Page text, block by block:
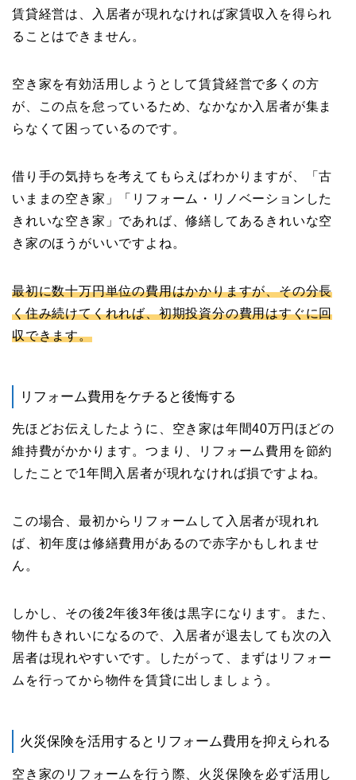
賃貸経営は、入居者が現れなければ家賃収入を得られ
ることはできません。
空き家を有効活用しようとして賃貸経営で多くの方
が、この点を怠っているため、なかなか入居者が集ま
らなくて困っているのです。
借り手の気持ちを考えてもらえばわかりますが、「古
いままの空き家」「リフォーム・リノベーションした
きれいな空き家」であれば、修繕してあるきれいな空
き家のほうがいいですよね。
最初に数十万円単位の費用はかかりますが、その分長
く住み続けてくれれば、初期投資分の費用はすぐに回
収できます。
リフォーム費用をケチると後悔する
先ほどお伝えしたように、空き家は年間40万円ほどの
維持費がかかります。つまり、リフォーム費用を節約
したことで1年間入居者が現れなければ損ですよね。
この場合、最初からリフォームして入居者が現れれ
ば、初年度は修繕費用があるので赤字かもしれませ
ん。
しかし、その後2年後3年後は黒字になります。また、
物件もきれいになるので、入居者が退去しても次の入
居者は現れやすいです。したがって、まずはリフォー
ムを行ってから物件を賃貸に出しましょう。
火災保険を活用するとリフォーム費用を抑えられる
空き家のリフォームを行う際、火災保険を必ず活用し